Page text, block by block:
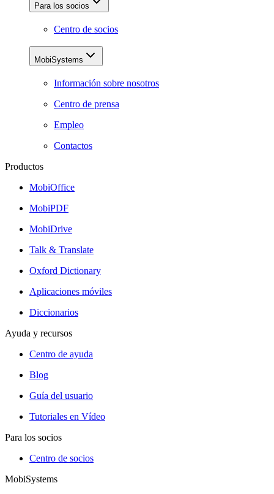
Para los socios
Centro de socios
MobiSystems
Información sobre nosotros
Centro de prensa
Empleo
Contactos
Productos
MobiOffice
MobiPDF
MobiDrive
Talk & Translate
Oxford Dictionary
Aplicaciones móviles
Diccionarios
Ayuda y recursos
Centro de ayuda
Blog
Guía del usuario
Tutoriales en Vídeo
Para los socios
Centro de socios
MobiSystems